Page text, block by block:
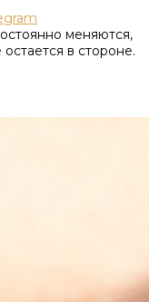
меняются,
в стороне.